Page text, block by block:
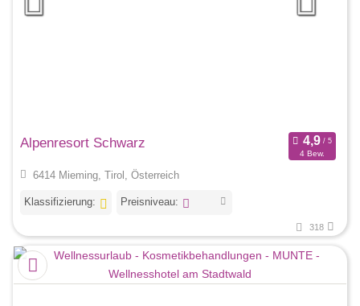
Alpenresort Schwarz
4 Bew.
6414 Mieming, Tirol, Österreich
Klassifizierung: Preisniveau:
318